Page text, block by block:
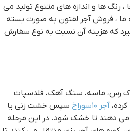
رنگ ها و اندازه های متنوع تولید می
ما ، فروش آجر لفتون به صورت بسته
که هزینه آن نسبت به نوع سفارش
رس، ماسه، سنگ آهک، فلدسپات
آجر ۱۰سوراخ
سپس خشت زنی یا
می دهند تا خشک شود. در این مرحله